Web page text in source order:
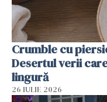
Crumble cu
Desertul verii
lingură
26 IULIE 2026